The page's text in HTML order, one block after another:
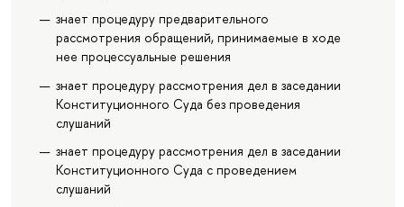
знает процедуру предварительного
рассмотрения обращений, принимаемые в ходе
нее процессуальные решения
знает процедуру рассмотрения дел в заседании
Конституционного Суда без проведения
слушаний
знает процедуру рассмотрения дел в заседании
Конституционного Суда с проведением
слушаний